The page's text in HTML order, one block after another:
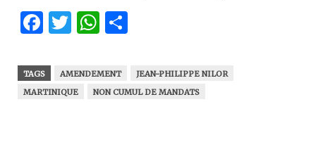
Facebook
Twitter
WhatsApp
TAGS AMENDEMENT
JEAN-PHILIPPE NILOR
MARTINIQUE
NON CUMUL DE MANDATS